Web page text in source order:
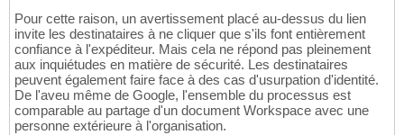
Pour cette raison, un avertissement placé au-dessus du lien
invite les destinataires à ne cliquer que s'ils font entièrement
confiance à l'expéditeur. Mais cela ne répond pas pleinement
aux inquiétudes en matière de sécurité. Les destinataires
peuvent également faire face à des cas d'usurpation d'identité.
De l'aveu même de Google, l'ensemble du processus est
comparable au partage d'un document Workspace avec une
personne extérieure à l'organisation.